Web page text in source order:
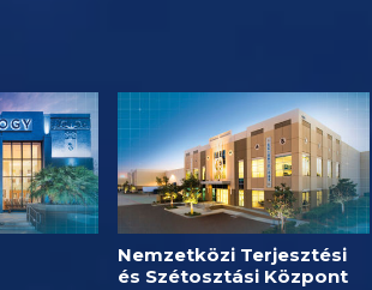
Nemzetközi Terjesztési
és Szétosztási Központ